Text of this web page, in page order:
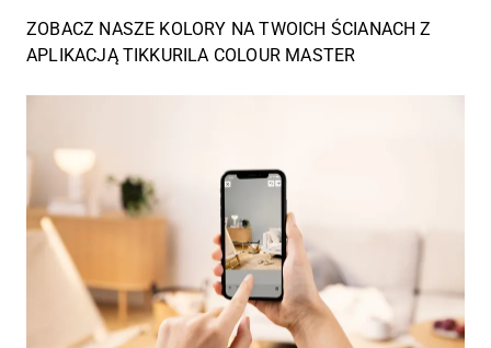
ZOBACZ NASZE KOLORY NA TWOICH ŚCIANACH Z
APLIKACJĄ TIKKURILA COLOUR MASTER